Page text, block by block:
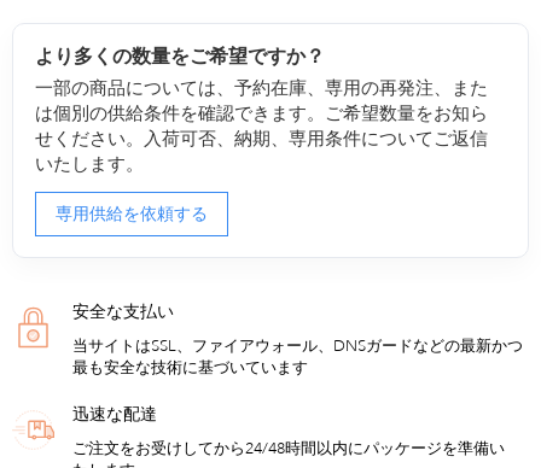
より多くの数量をご希望ですか？
一部の商品については、予約在庫、専用の再発注、また
は個別の供給条件を確認できます。ご希望数量をお知ら
せください。入荷可否、納期、専用条件についてご返信
いたします。
専用供給を依頼する
安全な支払い
当サイトはSSL、ファイアウォール、DNSガードなどの最新かつ
最も安全な技術に基づいています
迅速な配達
ご注文をお受けしてから24/48時間以内にパッケージを準備い